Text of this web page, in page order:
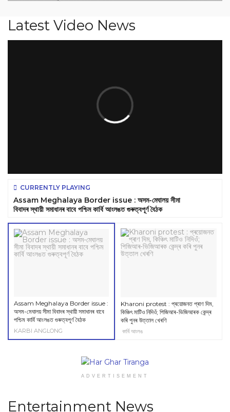
Latest Video News
CURRENTLY PLAYING
Assam Meghalaya Border issue : অসম-মেঘালয় সীমা
বিবাদৰ স্থায়ী সমাধানৰ বাবে পশ্চিম কাৰ্বি আংলঙত গুৰুত্বপূৰ্ণ বৈঠক
Assam Meghalaya Border issue :
অসম-মেঘালয় সীমা বিবাদৰ স্থায়ী সমাধানৰ বাবে
পশ্চিম কাৰ্বি আংলঙত গুৰুত্বপূৰ্ণ বৈঠক
KARBI ANGLONG
Kharoni protest : প্ৰয়োজনত প্ৰাণ দিম,
কিঞ্চিৎ মাটিও নিদিওঁ; পিজিআৰ-ভিজিআৰক কেন্দ্ৰ
কৰি পুনৰ উত্তাল খেৰণি
কাৰ্বি আংলঙ
ADVERTISEMENT
Entertainment News